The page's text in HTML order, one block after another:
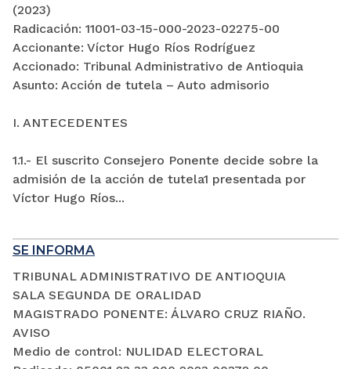
(2023)
Radicación: 11001-03-15-000-2023-02275-00
Accionante: Víctor Hugo Ríos Rodríguez
Accionado: Tribunal Administrativo de Antioquia
Asunto: Acción de tutela – Auto admisorio
I. ANTECEDENTES
1.1.- El suscrito Consejero Ponente decide sobre la
admisión de la acción de tutela1 presentada por
Víctor Hugo Ríos...
SE INFORMA
TRIBUNAL ADMINISTRATIVO DE ANTIOQUIA
SALA SEGUNDA DE ORALIDAD
MAGISTRADO PONENTE: ÁLVARO CRUZ RIAÑO.
AVISO
Medio de control: NULIDAD ELECTORAL